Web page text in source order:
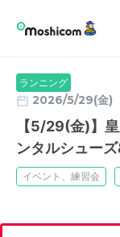
ランニング
2026/5/29(金)
【5/29(金)】
ンタルシュー
イベント、練習会